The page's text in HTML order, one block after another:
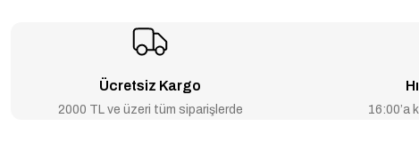
Ücretsiz Kargo
2000 TL ve üzeri tüm siparişlerde 16:00’a